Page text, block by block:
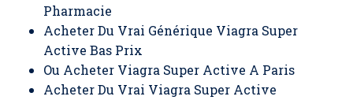
Pharmacie
Acheter Du Vrai Générique Viagra Super
Active Bas Prix
Ou Acheter Viagra Super Active A Paris
Acheter Du Vrai Viagra Super Active